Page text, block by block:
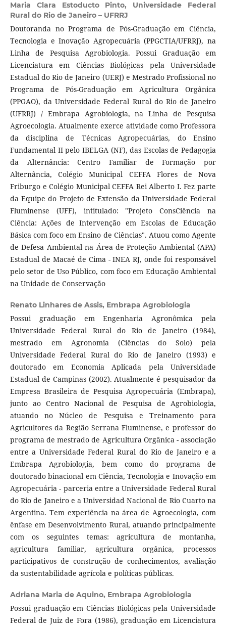
Maria Clara Estoducto Pinto, Universidade Federal
Rural do Rio de Janeiro – UFRRJ
Doutoranda no Programa de Pós-Graduação em Ciência,
Tecnologia e Inovação Agropecuária (PPGCTIA/UFRRJ), na
Linha de Pesquisa Agrobiologia. Possui Graduação em
Licenciatura em Ciências Biológicas pela Universidade
Estadual do Rio de Janeiro (UERJ) e Mestrado Profissional no
Programa de Pós-Graduação em Agricultura Orgânica
(PPGAO), da Universidade Federal Rural do Rio de Janeiro
(UFRRJ) / Embrapa Agrobiologia, na Linha de Pesquisa
Agroecologia. Atualmente exerce atividade como Professora
da disciplina de Técnicas Agropecuárias, do Ensino
Fundamental II pelo IBELGA (NF), das Escolas de Pedagogia
da Alternância: Centro Familiar de Formação por
Alternância, Colégio Municipal CEFFA Flores de Nova
Friburgo e Colégio Municipal CEFFA Rei Alberto I. Fez parte
da Equipe do Projeto de Extensão da Universidade Federal
Fluminense (UFF), intitulado: "Projeto ConsCiência na
Ciência: Ações de Intervenção em Escolas de Educação
Básica com foco em Ensino de Ciências". Atuou como Agente
de Defesa Ambiental na Área de Proteção Ambiental (APA)
Estadual de Macaé de Cima - INEA RJ, onde foi responsável
pelo setor de Uso Público, com foco em Educação Ambiental
na Unidade de Conservação
Renato Linhares de Assis, Embrapa Agrobiologia
Possui graduação em Engenharia Agronômica pela
Universidade Federal Rural do Rio de Janeiro (1984),
mestrado em Agronomia (Ciências do Solo) pela
Universidade Federal Rural do Rio de Janeiro (1993) e
doutorado em Economia Aplicada pela Universidade
Estadual de Campinas (2002). Atualmente é pesquisador da
Empresa Brasileira de Pesquisa Agropecuária (Embrapa),
junto ao Centro Nacional de Pesquisa de Agrobiologia,
atuando no Núcleo de Pesquisa e Treinamento para
Agricultores da Região Serrana Fluminense, e professor do
programa de mestrado de Agricultura Orgânica - associação
entre a Universidade Federal Rural do Rio de Janeiro e a
Embrapa Agrobiologia, bem como do programa de
doutorado binacional em Ciência, Tecnologia e Inovação em
Agropecuária - parceria entre a Universidade Federal Rural
do Rio de Janeiro e a Universidad Nacional de Rio Cuarto na
Argentina. Tem experiência na área de Agroecologia, com
ênfase em Desenvolvimento Rural, atuando principalmente
com os seguintes temas: agricultura de montanha,
agricultura familiar, agricultura orgânica, processos
participativos de construção de conhecimentos, avaliação
da sustentabilidade agrícola e políticas públicas.
Adriana Maria de Aquino, Embrapa Agrobiologia
Possui graduação em Ciências Biológicas pela Universidade
Federal de Juiz de Fora (1986), graduação em Licenciatura